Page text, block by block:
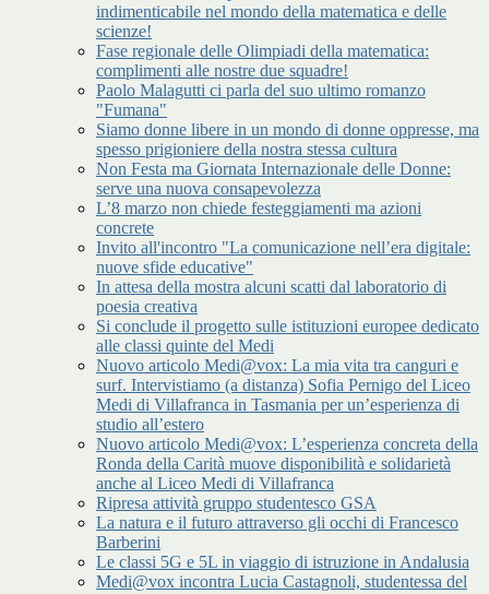
indimenticabile nel mondo della matematica e delle
scienze!
Fase regionale delle Olimpiadi della matematica:
complimenti alle nostre due squadre!
Paolo Malagutti ci parla del suo ultimo romanzo
"Fumana"
Siamo donne libere in un mondo di donne oppresse, ma
spesso prigioniere della nostra stessa cultura
Non Festa ma Giornata Internazionale delle Donne:
serve una nuova consapevolezza
L’8 marzo non chiede festeggiamenti ma azioni
concrete
Invito all'incontro "La comunicazione nell’era digitale:
nuove sfide educative"
In attesa della mostra alcuni scatti dal laboratorio di
poesia creativa
Si conclude il progetto sulle istituzioni europee dedicato
alle classi quinte del Medi
Nuovo articolo Medi@vox: La mia vita tra canguri e
surf. Intervistiamo (a distanza) Sofia Pernigo del Liceo
Medi di Villafranca in Tasmania per un’esperienza di
studio all’estero
Nuovo articolo Medi@vox: L’esperienza concreta della
Ronda della Carità muove disponibilità e solidarietà
anche al Liceo Medi di Villafranca
Ripresa attività gruppo studentesco GSA
La natura e il futuro attraverso gli occhi di Francesco
Barberini
Le classi 5G e 5L in viaggio di istruzione in Andalusia
Medi@vox incontra Lucia Castagnoli, studentessa del